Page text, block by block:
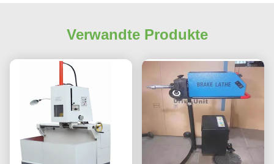
Verwandte Produkte